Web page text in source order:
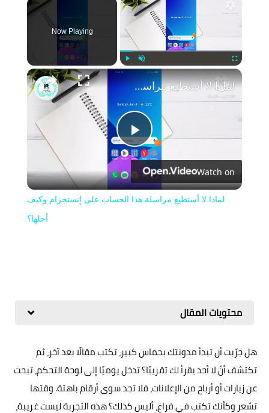
Unmute Fullscreen
Now Playing
Play
Video
لماذا لا أستطيع مراسلة هذا الحساب على إنستجرام وكيف أحلها؟
Watch on
لماذا لا أستطيع مراسلة هذا الحساب على إنستجرام وكيف
أحلها؟
محتويات المقال
هل جرّبت أن تبدأ مدونتك بحماس كبير، تكتب مقالًا بعد آخر، ثم
تكتشف أنّ لا أحد يقرأ لك تقريبًا؟ تدخل يوميًا إلى لوحة التحكم، تبحث
عن زيارات أو أرباح من الإعلانات، فلا تجد سوى أرقام باهتة. وقتها
تشعر وكأنك تكتب في فراغ، أليس كذلك؟ هذه التجربة ليست غريبة،